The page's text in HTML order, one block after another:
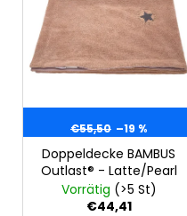
e
u
n
d
r
P €55,50 –19 %
Doppeldecke BAMBUS
Outlast® - Latte/Pearl
Vorrätig (>5 St)
€44,41
KINDERWAGENUNTERLAGE
OUTLAST®
GRAU
€43,35